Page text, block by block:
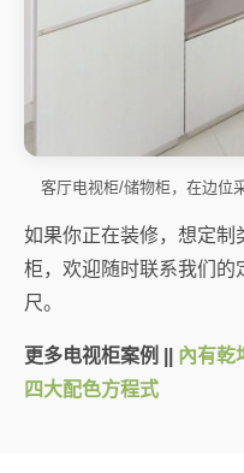
客厅电视柜/储物柜，在边位
如果你正在装修，想定制
柜，欢迎随时联系我们的
尺。
更多电视柜案例 || 內有乾
四大配色方程式